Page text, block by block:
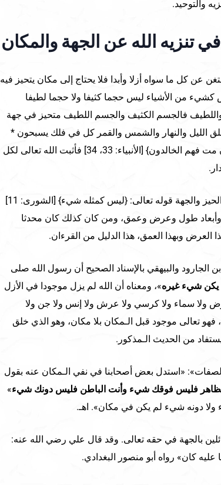
والتوحيد.
تنزيه الله عن الجهة والمكان
عن كل ما سواه أزلا وأبدا فلا يحتاج إلى مكان يتحيز فيه
كشيء من الأشياء ليس حجما كثيفا ولا حجما لطيفا
فالجسم الكثيف والجسم اللطيف متحيز في جهة
الليل والنهار والشمس والقمر كل في فلك يسبحون *
وما جعلنا لبشر من قبلك الخلد أفإن مت فهم الخالدون} [الأنبياء: 33، 34] فأثبت الله تعالى لكل
ويكفي في تنزيه الله عن الـمكان والحيز والجهة قوله تعالى: {ليس كمثله شيء} [الشورى: 11]
وأبعاد طول وعرض وعمق، ومن كان كذلك كان محدثا
العرض وبهذا العمق، هذا الدليل من القرءان.
الجارود والبيهقي بالإسناد الصحيح أن رسول الله صلى
يكن شيء غيره»، ومعناه أن الله لم يزل موجودا في الأزل
ولا سماء ولا كرسي ولا عرش ولا إنس ولا جن ولا
فهو تعالى موجود قبل الـمكان بلا مكان، وهو الذي خلق
من الحديث الـمذكور.
«استدل بعض أصحابنا في نفي الـمكان عنه بقول
فليس فوقك شيء وأنت الباطن فليس دونك شيء»
دونه شيء لم يكن في مكان». اهـ.
بالجهة في حقه تعالى. وقد قال علي رضي الله عنه:
كان» رواه أبو منصور البغدادي.